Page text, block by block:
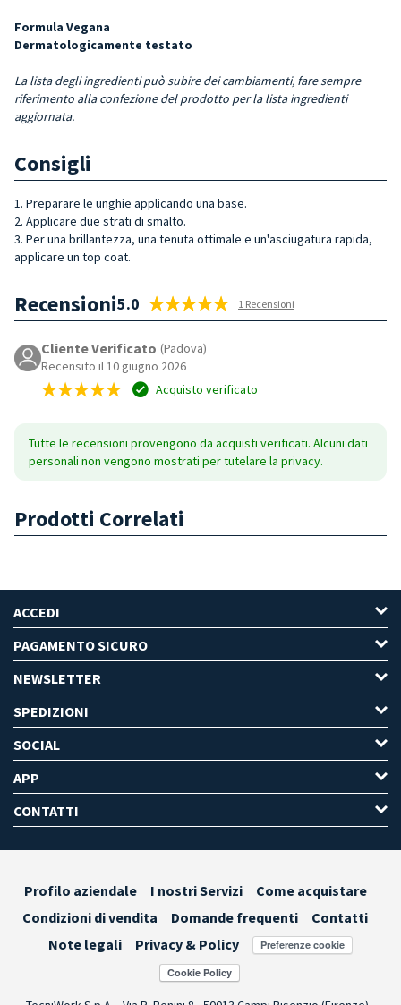
Formula Vegana
Dermatologicamente testato
La lista degli ingredienti può subire dei cambiamenti, fare sempre
riferimento alla confezione del prodotto per la lista ingredienti
aggiornata.
Consigli
1. Preparare le unghie applicando una base.
2. Applicare due strati di smalto.
3. Per una brillantezza, una tenuta ottimale e un'asciugatura rapida,
applicare un top coat.
Recensioni5.0 1 Recensioni
Cliente Verificato (Padova)
Recensito il 10 giugno 2026
Acquisto verificato
Tutte le recensioni provengono da acquisti verificati. Alcuni dati
personali non vengono mostrati per tutelare la privacy.
Prodotti Correlati
ACCEDI
PAGAMENTO SICURO
NEWSLETTER
SPEDIZIONI
SOCIAL
APP
CONTATTI
Profilo aziendale I nostri Servizi
Come acquistare
Condizioni di vendita
Domande frequenti
Contatti
Note legali
Privacy & Policy Preferenze cookie